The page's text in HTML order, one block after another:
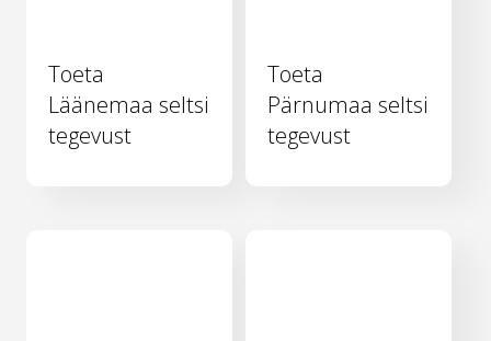
Toeta
Läänemaa seltsi
tegevust
Toeta
Pärnumaa seltsi
tegevust